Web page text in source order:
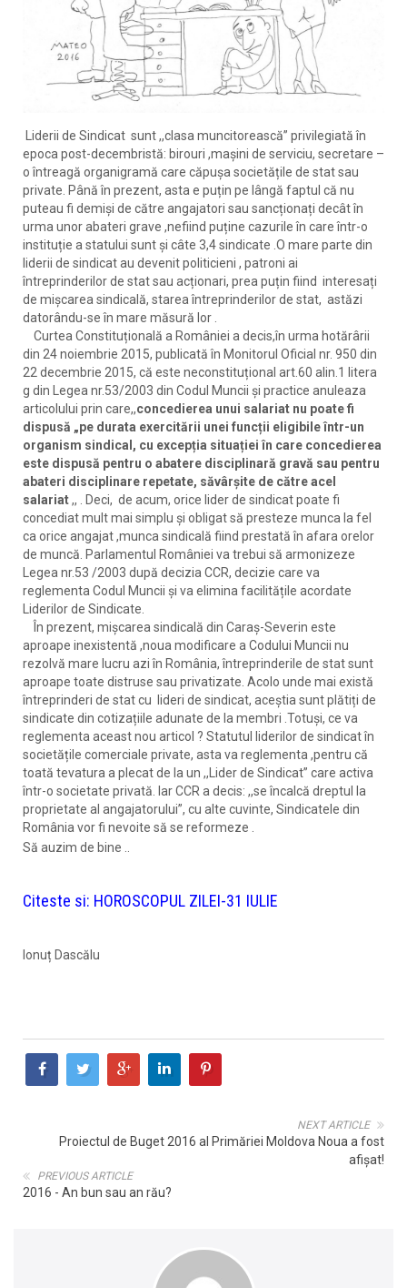
Liderii de Sindicat sunt ,,clasa muncitorească” privilegiată în
epoca post-decembristă: birouri ,mașini de serviciu, secretare –
o întreagă organigramă care căpușa societățile de stat sau
private. Până în prezent, asta e puțin pe lângă faptul că nu
puteau fi demiși de către angajatori sau sancționați decât în
urma unor abateri grave ,nefiind puține cazurile în care într-o
instituție a statului sunt și câte 3,4 sindicate .O mare parte din
liderii de sindicat au devenit politicieni , patroni ai
întreprinderilor de stat sau acționari, prea puțin fiind interesați
de mișcarea sindicală, starea întreprinderilor de stat, astăzi
datorându-se în mare măsură lor .
Curtea Constituțională a României a decis,în urma hotărârii
din 24 noiembrie 2015, publicată în Monitorul Oficial nr. 950 din
22 decembrie 2015, că este neconstituțional art.60 alin.1 litera
g din Legea nr.53/2003 din Codul Muncii și practice anuleaza
articolului prin care,,concedierea unui salariat nu poate fi
dispusă „pe durata exercitării unei funcții eligibile într-un
organism sindical, cu excepția situației în care concedierea
este dispusă pentru o abatere disciplinară gravă sau pentru
abateri disciplinare repetate, săvârșite de către acel
salariat,, . Deci, de acum, orice lider de sindicat poate fi
concediat mult mai simplu și obligat să presteze munca la fel
ca orice angajat ,munca sindicală fiind prestată în afara orelor
de muncă. Parlamentul României va trebui să armonizeze
Legea nr.53 /2003 după decizia CCR, decizie care va
reglementa Codul Muncii și va elimina facilitățile acordate
Liderilor de Sindicate.
În prezent, mișcarea sindicală din Caraș-Severin este
aproape inexistentă ,noua modificare a Codului Muncii nu
rezolvă mare lucru azi în România, întreprinderile de stat sunt
aproape toate distruse sau privatizate. Acolo unde mai există
întreprinderi de stat cu lideri de sindicat, aceștia sunt plătiți de
sindicate din cotizațiile adunate de la membri .Totuși, ce va
reglementa aceast nou articol ? Statutul liderilor de sindicat în
societățile comerciale private, asta va reglementa ,pentru că
toată tevatura a plecat de la un ,,Lider de Sindicat” care activa
într-o societate privată. Iar CCR a decis: ,,se încalcă dreptul la
proprietate al angajatorului”, cu alte cuvinte, Sindicatele din
România vor fi nevoite să se reformeze .
Să auzim de bine ..
Citeste si: HOROSCOPUL ZILEI-31 IULIE
Ionuț Dascălu
NEXT ARTICLE
Proiectul de Buget 2016 al Primăriei Moldova Noua a fost
afişat!
PREVIOUS ARTICLE
2016 - An bun sau an rău?